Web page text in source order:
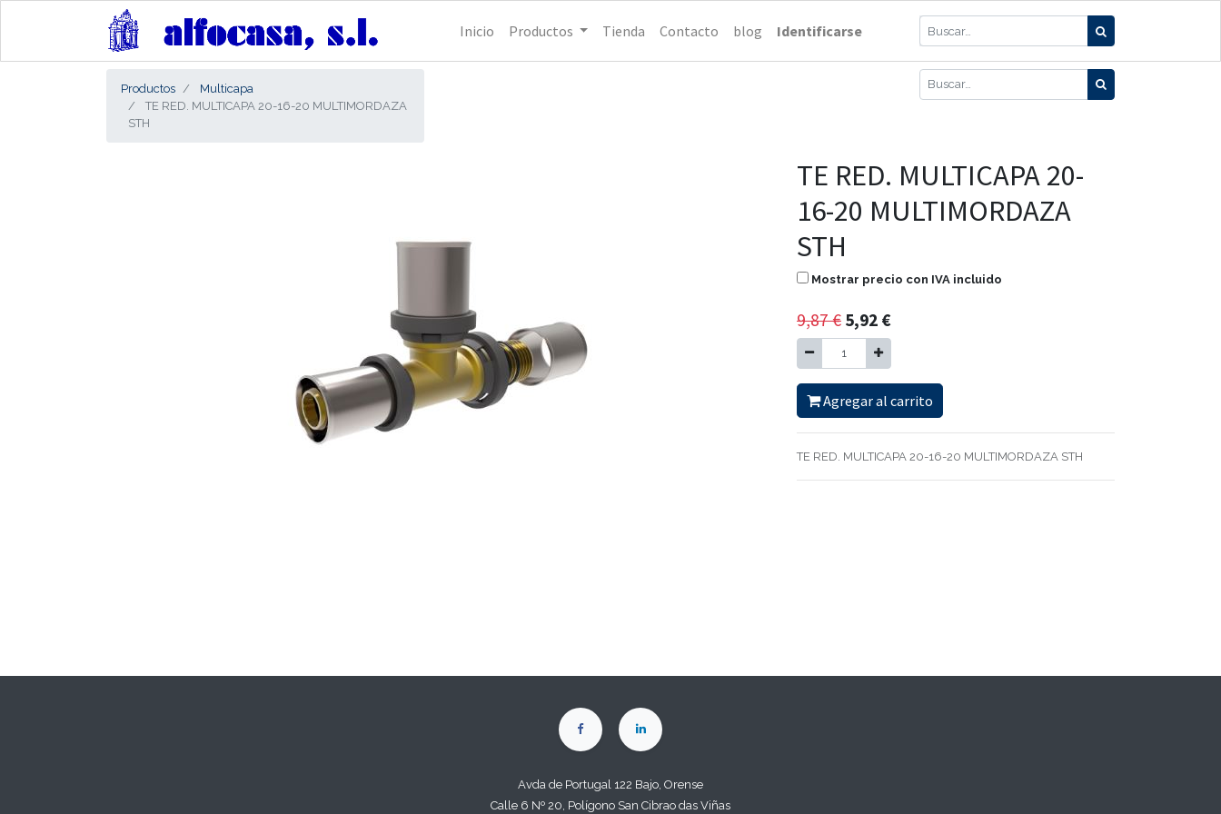
Inicio Productos Tienda Contacto blog Identificarse
Productos
Multicapa
TE RED. MULTICAPA 20-16-20 MULTIMORDAZA
STH
TE RED. MULTICAPA 20-
16-20 MULTIMORDAZA
STH
Mostrar precio con IVA incluido
9,87€ 5,92 €
Agregar al carrito
TE RED. MULTICAPA 20-16-20 MULTIMORDAZA STH
Avda de Portugal 122 Bajo, Orense
Calle 6 Nº 20, Polígono San Cibrao das Viñas